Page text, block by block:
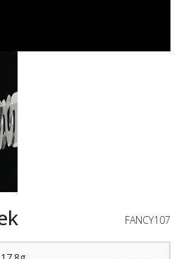
FANCY107